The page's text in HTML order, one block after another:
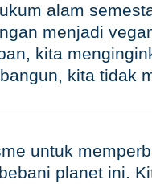
alam
menjadi
kita
kita tidak
untuk
planet ini.